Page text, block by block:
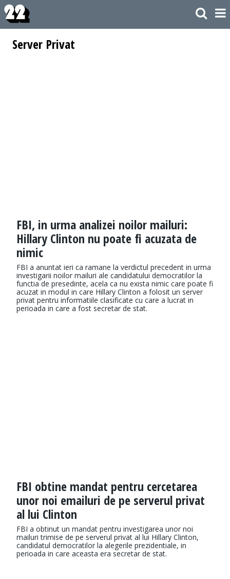
Server Privat
FBI, in urma analizei noilor mailuri:
Hillary Clinton nu poate fi acuzata de
nimic
FBI a anuntat ieri ca ramane la verdictul precedent in urma
investigarii noilor mailuri ale candidatului democratilor la
functia de presedinte, acela ca nu exista nimic care poate fi
acuzat in modul in care Hillary Clinton a folosit un server
privat pentru informatiile clasificate cu care a lucrat in
perioada in care a fost secretar de stat.
FBI obtine mandat pentru cercetarea
unor noi emailuri de pe serverul privat
al lui Clinton
FBI a obtinut un mandat pentru investigarea unor noi
mailuri trimise de pe serverul privat al lui Hillary Clinton,
candidatul democratilor la alegerile prezidentiale, in
perioada in care aceasta era secretar de stat.